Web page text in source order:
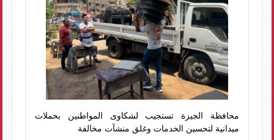
محافظة الجيزة تستجيب لشكاوى المواطنين بحملات
ميدانية لتحسين الخدمات وغلق منشآت مخالفة